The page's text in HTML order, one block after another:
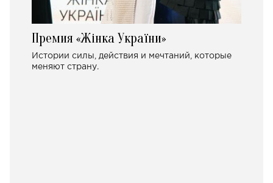
Премия «Жінка України»
Истории силы, действия и мечтаний, которые
меняют страну.